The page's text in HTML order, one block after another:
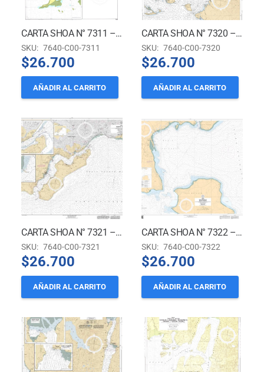
CARTA SHOA N° 7311 – PUERTOS EN EL GOLFO DE ANCUD
SKU: 7640-C00-7311
$26.700
AÑADIR AL CARRITO
CARTA SHOA N° 7320 – SENO DE RELONCAVÍ
SKU: 7640-C00-7320
$26.700
AÑADIR AL CARRITO
CARTA SHOA N° 7321 – PUERTO MONTT *
SKU: 7640-C00-7321
$26.700
AÑADIR AL CARRITO
CARTA SHOA N° 7322 – BAHÍA CHINCUI *
SKU: 7640-C00-7322
$26.700
AÑADIR AL CARRITO